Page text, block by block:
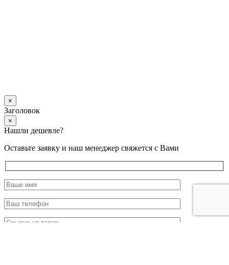
×
Заголовок
×
Нашли дешевле?
Оставьте заявку и наш менеджер свяжется с Вами